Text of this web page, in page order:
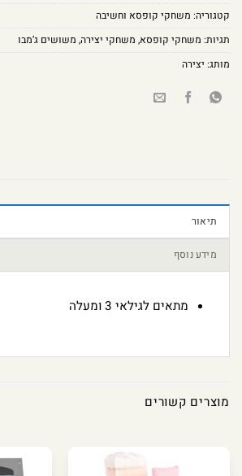
קטגוריה: משחקי קופסא וחשיבה
תגיות: משחקי קופסא, משחקי יצירה, משושים ג’מבו
מותג: יצירה
תיאור
מידע נוסף
מתאים לגילאי 3 ומעלה
מוצרים קשורים